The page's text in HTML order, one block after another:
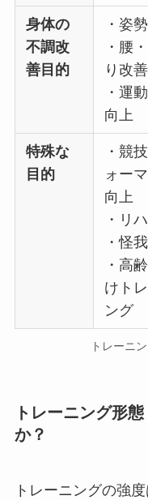
身体の
不調改
善目的
・姿
・腰
り改善
・運
向上
特殊な
目的
・競
ォー
向上
・リ
・怪
・高
けト
ング
トレーニ
トレーニング形
か？
トレーニングの強